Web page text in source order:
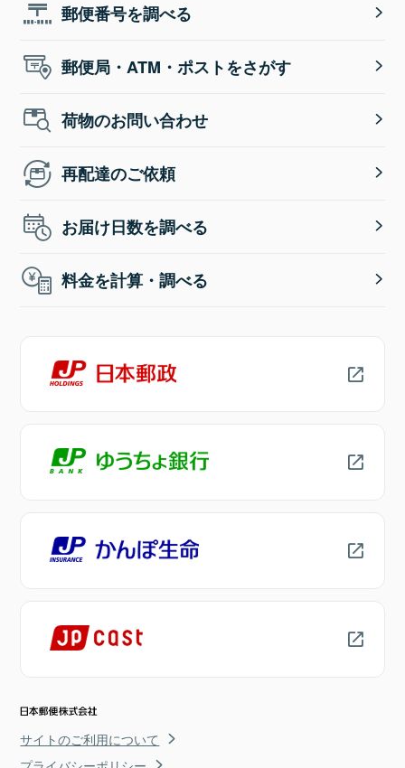
郵便番号を調べる
郵便局・ATM・ポストをさがす
荷物のお問い合わせ
再配達のご依頼
お届け日数を調べる
料金を計算・調べる
サイトのご利用について